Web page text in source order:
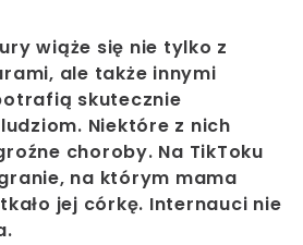
wiąże się nie tylko z
ale także innymi
skutecznie
Niektóre z nich
choroby. Na TikToku
na którym mama
jej córkę. Internauci nie